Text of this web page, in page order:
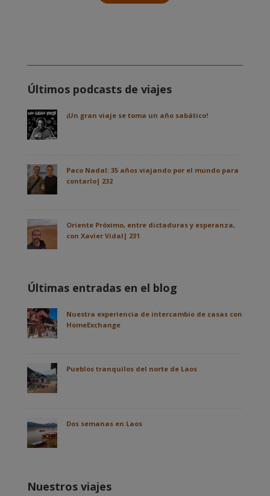
Últimos podcasts de viajes
¡Un gran viaje se toma un año sabático!
Paco Nadal: 35 años viajando por el mundo para
contarlo| 232
Oriente Próximo, entre dictaduras y esperanza,
con Xavier Vidal| 231
Últimas entradas en el blog
Nuestra experiencia de intercambio de casas con
HomeExchange
Pueblos tranquilos del norte de Laos
Dos semanas en Laos
Nuestros viajes